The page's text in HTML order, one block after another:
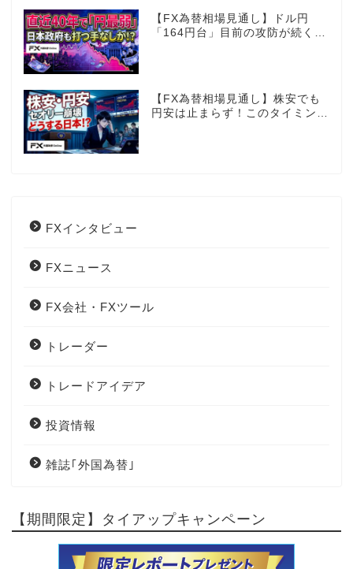
【FX為替相場見通し】ドル円
「164円台」目前の攻防が続く！
【FX為替相場見通し】株安でも
円安は止まらず！このタイミング
FXインタビュー
FXニュース
FX会社・FXツール
トレーダー
トレードアイデア
投資情報
雑誌｢外国為替｣
【期間限定】タイアップキャンペーン